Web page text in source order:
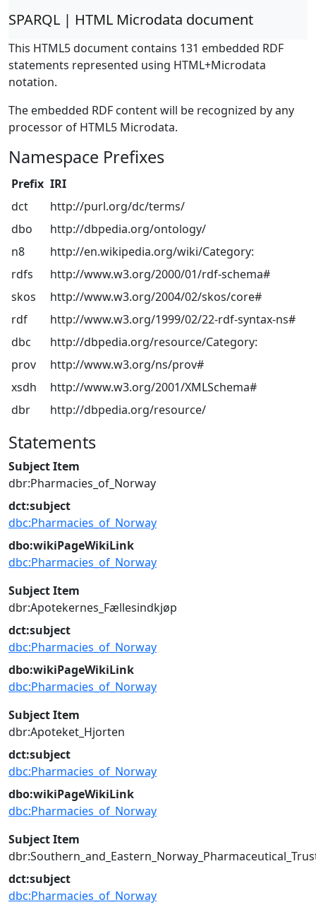
SPARQL | HTML Microdata document
This HTML5 document contains 131 embedded RDF
statements represented using HTML+Microdata
notation.
The embedded RDF content will be recognized by any
processor of HTML5 Microdata.
Namespace Prefixes
Prefix IRI
dct
http://purl.org/dc/terms/
dbo
http://dbpedia.org/ontology/
n8
http://en.wikipedia.org/wiki/Category:
rdfs
http://www.w3.org/2000/01/rdf-schema#
skos
http://www.w3.org/2004/02/skos/core#
rdf
http://www.w3.org/1999/02/22-rdf-syntax-ns#
dbc
http://dbpedia.org/resource/Category:
prov
http://www.w3.org/ns/prov#
xsdh
http://www.w3.org/2001/XMLSchema#
dbr
http://dbpedia.org/resource/
Statements
Subject Item
dbr:Pharmacies_of_Norway
dct:subject
dbc:Pharmacies_of_Norway
dbo:wikiPageWikiLink
dbc:Pharmacies_of_Norway
Subject Item
dbr:Apotekernes_Fællesindkjøp
dct:subject
dbc:Pharmacies_of_Norway
dbo:wikiPageWikiLink
dbc:Pharmacies_of_Norway
Subject Item
dbr:Apoteket_Hjorten
dct:subject
dbc:Pharmacies_of_Norway
dbo:wikiPageWikiLink
dbc:Pharmacies_of_Norway
Subject Item
dct:subject
dbc:Pharmacies_of_Norway